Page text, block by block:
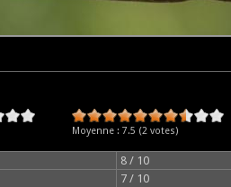
Moyenne : 7.5 (2votes)
8 / 10
7 / 10